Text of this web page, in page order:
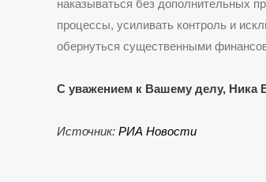
наказываться без дополнительных
процессы, усиливать контроль и
обернуться существенными
С уважением к Вашему делу, Ника
Источник: РИА Новости